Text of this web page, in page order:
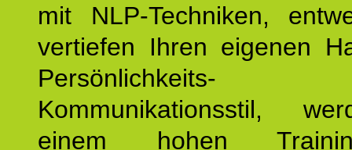
mit NLP-Techniken,
vertiefen Ihren eigenen
Kommunikationsstil,
einem hohen